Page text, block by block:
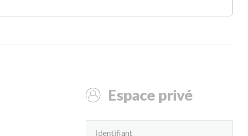
Espace privé